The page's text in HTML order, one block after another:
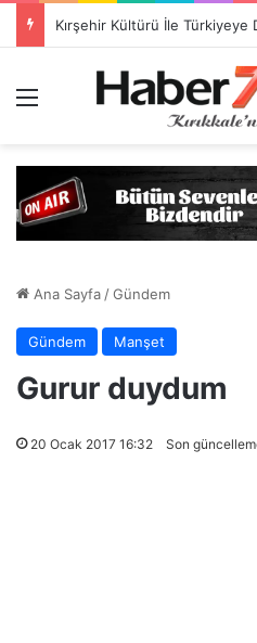
Ana Sayfa/Gündem
Gündem Manşet
Gurur duydum
20 Ocak 2017 16:32 Son